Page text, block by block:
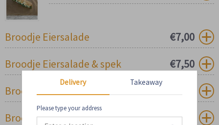
Broodje Eiersalade €7,00
Broodje Eiersalade & spek
€7,50
Broodje Geitenkaas
Broodje Geitenkaas & spek
€8,50
Delivery Takeaway
Please type your address